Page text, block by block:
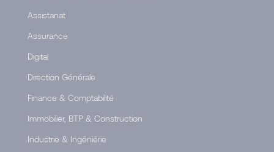
Assistanat
Assurance
Digital
Direction Générale
Finance & Comptabilité
Immobilier, BTP & Construction
Industrie & Ingéniérie